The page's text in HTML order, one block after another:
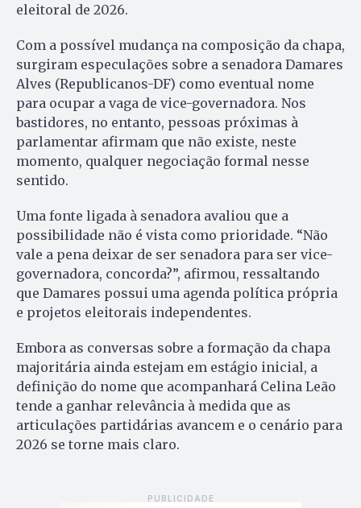
eleitoral de 2026.
Com a possível mudança na composição da chapa,
surgiram especulações sobre a senadora Damares
Alves (Republicanos-DF) como eventual nome
para ocupar a vaga de vice-governadora. Nos
bastidores, no entanto, pessoas próximas à
parlamentar afirmam que não existe, neste
momento, qualquer negociação formal nesse
sentido.
Uma fonte ligada à senadora avaliou que a
possibilidade não é vista como prioridade. “Não
vale a pena deixar de ser senadora para ser vice-
governadora, concorda?”, afirmou, ressaltando
que Damares possui uma agenda política própria
e projetos eleitorais independentes.
Embora as conversas sobre a formação da chapa
majoritária ainda estejam em estágio inicial, a
definição do nome que acompanhará Celina Leão
tende a ganhar relevância à medida que as
articulações partidárias avancem e o cenário para
2026 se torne mais claro.